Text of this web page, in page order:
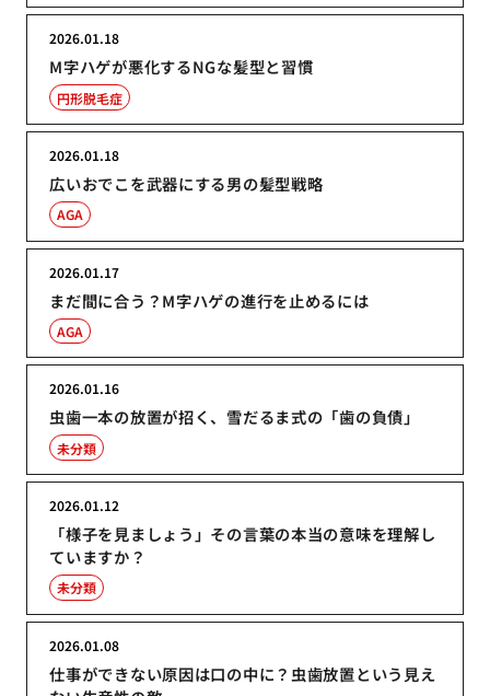
M字ハゲが悪化するNGな髪型と習慣
2026.01.18
円形脱毛症
広いおでこを武器にする男の髪型戦略
2026.01.18
AGA
まだ間に合う？M字ハゲの進行を止めるには
2026.01.17
AGA
虫歯一本の放置が招く、雪だるま式の「歯の負債」
2026.01.16
未分類
「様子を見ましょう」その言葉の本当の意味を理解し
ていますか？
2026.01.12
未分類
仕事ができない原因は口の中に？虫歯放置という見え
2026.01.08